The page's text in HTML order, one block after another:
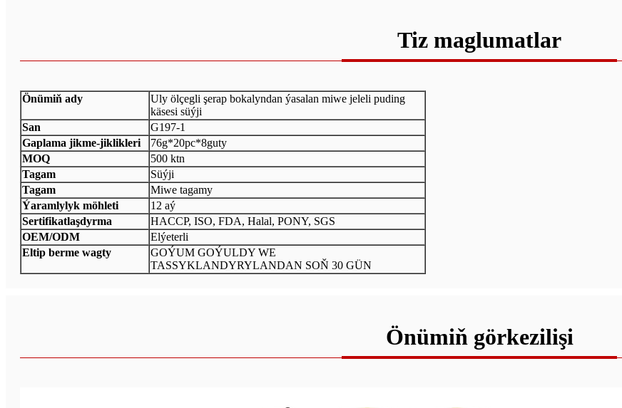
Tiz maglumatlar
Önümiň ady
Uly ölçegli şerap bokalyndan ýasalan miwe jeleli puding
käsesi süýji
San
G197-1
Gaplama jikme-jiklikleri
76g*20pc*8guty
MOQ
500 ktn
Tagam
Süýji
Tagam
Miwe tagamy
Ýaramlylyk möhleti
12 aý
Sertifikatlaşdyrma
HACCP, ISO, FDA, Halal, PONY, SGS
OEM/ODM
Elýeterli
Eltip berme wagty
GOÝUM GOÝULDY WE
TASSYKLANDYRYLANDAN SOŇ 30 GÜN
Önümiň görkezilişi